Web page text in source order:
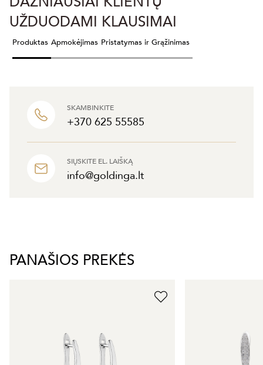
SKAMBINKITE
+370 625 55585
SIŲSKITE EL. LAIŠKĄ
info@goldinga.lt
UŽDUODAMI KLAUSIMAI
Produktas Apmokėjimas Pristatymas ir Grąžinimas
PANAŠIOS PREKĖS